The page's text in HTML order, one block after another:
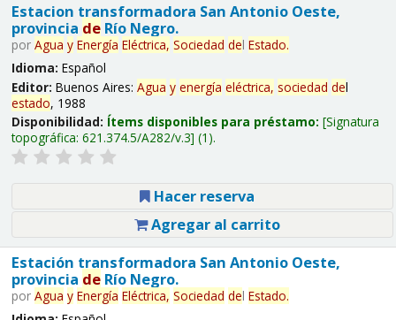
Estacion transformadora San Antonio Oeste,
provincia deRío Negro.
por Agua y Energía Eléctrica, Sociedad del Estado.
Idioma: Español
Editor: Buenos Aires: Agua y energía eléctrica, sociedad del
estado, 1988
Disponibilidad: Ítems disponibles para préstamo: Signatura
topográfica: 621.374.5/A282/v.3 (1).
Hacer reserva
Agregar al carrito
Estación transformadora San Antonio Oeste,
provincia deRío Negro.
por Agua y Energía Eléctrica, Sociedad del Estado.